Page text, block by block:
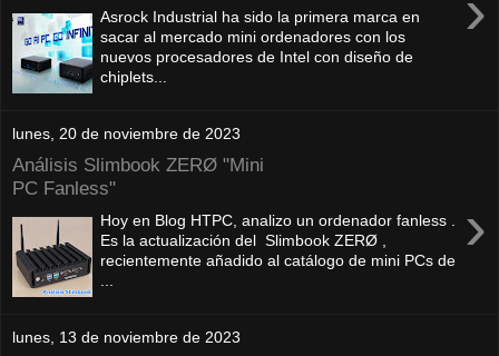
Asrock Industrial ha sido la primera marca en
sacar al mercado mini ordenadores con los
nuevos procesadores de Intel con diseño de
chiplets...
lunes, 20 de noviembre de 2023
Análisis Slimbook ZERØ "Mini
PC Fanless"
›
Hoy en Blog HTPC, analizo un ordenador fanless .
Es la actualización del Slimbook ZERØ ,
recientemente añadido al catálogo de mini PCs de
lunes, 13 de noviembre de 2023